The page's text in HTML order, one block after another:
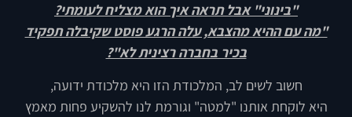
"בינוני" אבל תראה איך הוא מצליח לעומתי?
"מה עם ההיא מהצבא, עלה הרגע פוסט שקיבלה תפקיד
בכיר בחברה רצינית לא"?
חשוב לשים לב, המלכודת הזו היא מלכודת ידועה,
היא לוקחת אותנו "למטה" וגורמת לנו להשקיע פחות מאמץ